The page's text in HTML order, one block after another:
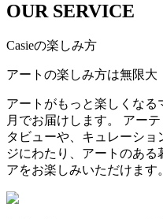
OUR SERVICE
Casieの楽しみ方
アートの楽しみ方は無限大
アートがもっと楽しくな
月でお届けします。 アー
タビューや、キュレーシ
ジにわたり、アートのあ
アをお楽しみいただけます。